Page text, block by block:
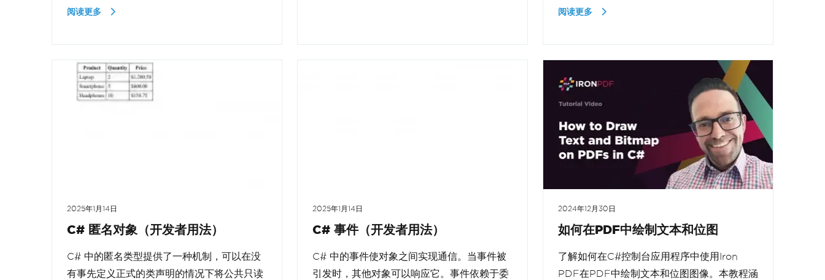
阅读更多 阅读更多
2025年1月14日
C# 匿名对象（开发者用法）
C# 中的匿名类型提供了一种机制，可以在没
有事先定义正式的类声明的情况下将公共只读
2025年1月14日
C# 事件（开发者用法）
C# 中的事件使对象之间实现通信。当事件被
引发时，其他对象可以响应它。事件依赖于委
2024年12月30日
如何在PDF中绘制文本和位图
了解如何在C#控制台应用程序中使用Iron
PDF在PDF中绘制文本和位图图像。本教程涵